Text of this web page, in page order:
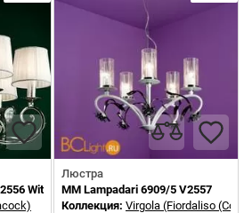
With White Organza
Люстра
MM Lampadari 6909/5 V2557
Коллекция: Virgola (Fiordaliso